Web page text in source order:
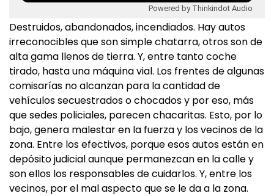
Powered by Thinkindot Audio
Destruidos, abandonados, incendiados. Hay autos
irreconocibles que son simple chatarra, otros son de
alta gama llenos de tierra. Y, entre tanto coche
tirado, hasta una máquina vial. Los frentes de algunas
comisarías no alcanzan para la cantidad de
vehículos secuestrados o chocados y por eso, más
que sedes policiales, parecen chacaritas. Esto, por lo
bajo, genera malestar en la fuerza y los vecinos de la
zona. Entre los efectivos, porque esos autos están en
depósito judicial aunque permanezcan en la calle y
son ellos los responsables de cuidarlos. Y, entre los
vecinos, por el mal aspecto que se le da a la zona.